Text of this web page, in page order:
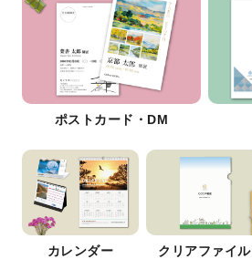
ポストカード・DM
カレンダー クリアファイル